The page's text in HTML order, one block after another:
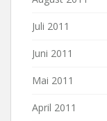
Juli 2011
Juni 2011
Mai 2011
April 2011